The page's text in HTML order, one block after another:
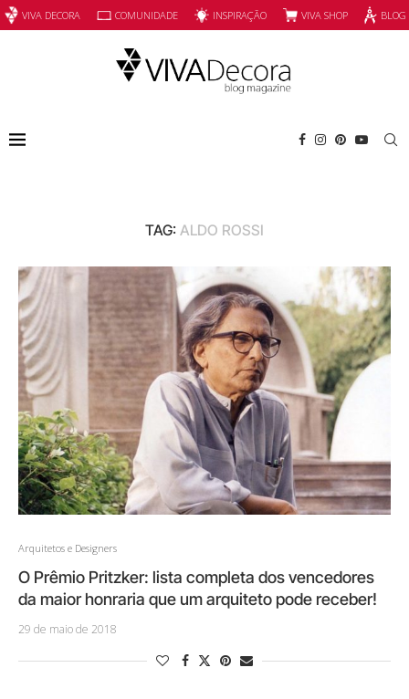
VIVA DECORA COMUNIDADE INSPIRAÇÃO VIVA SHOP
TAG: ALDO ROSSI
Arquitetos e Designers
O Prêmio Pritzker: lista completa dos vencedores
da maior honraria que um arquiteto pode receber!
29 de maio de 2018